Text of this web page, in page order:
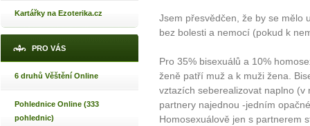
Kartářky na Ezoterika.cz
PRO VÁS
6 druhů Věštění Online
Pohlednice Online (333
pohlednic)
Jsem přesvědčen, že by se mělo
bez bolesti a nemocí (pokud k
Pro 35% bisexuálů a 10%
ženě patří muž a k muži žena.
vztazích seberealizovat naplno
partnery najednou -jedním
Homosexuálově jen s partnerem